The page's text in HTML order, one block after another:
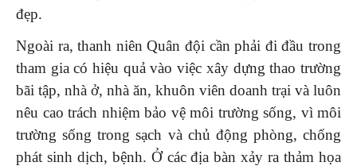
đẹp.
Ngoài ra, thanh niên Quân đội cần phải đi đầu trong
tham gia có hiệu quả vào việc xây dựng thao trường
bãi tập, nhà ở, nhà ăn, khuôn viên doanh trại và luôn
nêu cao trách nhiệm bảo vệ môi trường sống, vì môi
trường sống trong sạch và chủ động phòng, chống
phát sinh dịch, bệnh. Ở các địa bàn xảy ra thảm họa